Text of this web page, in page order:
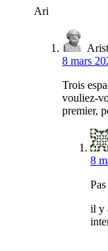
Ari
8 mars
Trois
vouliez-
premier,
8
il y